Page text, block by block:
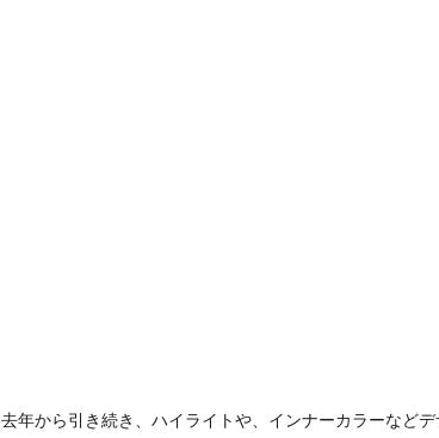
去年から引き続き、ハイライトや、インナーカラーなどデ